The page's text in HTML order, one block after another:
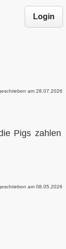
Login
am 28.07.2026
Pigs zahlen
am 08.05.2026